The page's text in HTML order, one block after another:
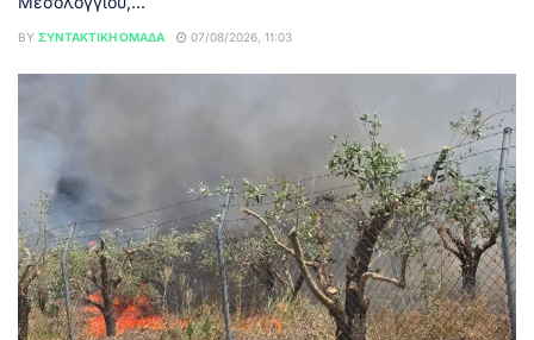
BY ΣΥΝΤΑΚΤΙΚΉ ΟΜΆΔΑ 07/08/2026, 11:03